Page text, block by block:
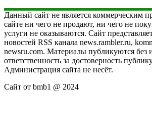
Данный сайт не является коммерческим
сайте ни чего не продают, ни чего не
услуги не оказываются. Сайт
новостей RSS канала news.rambler.ru,
newsru.com. Материалы публикуются без
ответственность за достоверность
Администрация сайта не несёт.
Сайт от bmb1 @ 2024